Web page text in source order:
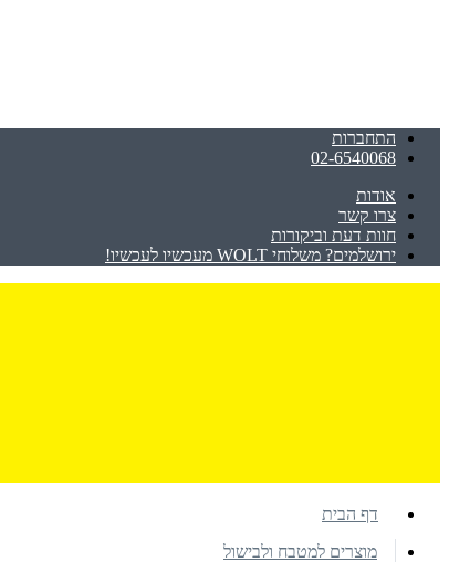
התחברות
02-6540068
אודות
צרו קשר
חוות דעת וביקורות
ירושלמים? משלוחי WOLT מעכשיו לעכשיו!
דף הבית
מוצרים למטבח ולבישול